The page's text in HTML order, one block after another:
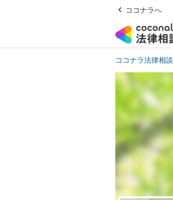
ココナラへ
ココナラ法律相談